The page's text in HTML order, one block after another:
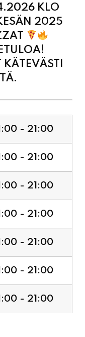
KLO
2025
- 21:00
- 21:00
- 21:00
- 21:00
- 21:00
- 21:00
- 21:00